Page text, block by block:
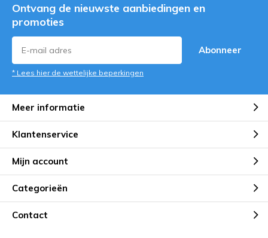
Ontvang de nieuwste aanbiedingen en
promoties
Abonneer
* Lees hier de wettelijke beperkingen
Meer informatie
Klantenservice
Mijn account
Categorieën
Contact